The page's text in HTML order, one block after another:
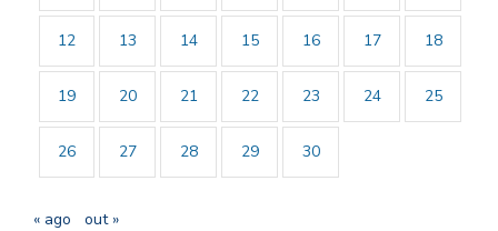
12 13 14 15 16 17 18
19 20 21 22 23 24 25
26 27 28 29 30
« ago out »